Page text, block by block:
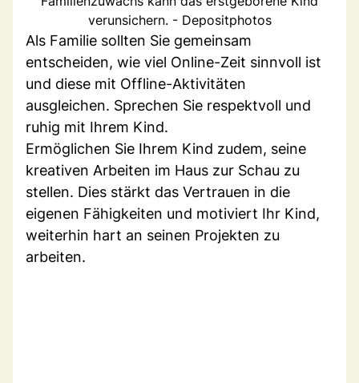
verunsichern. - Depositphotos
Als Familie sollten Sie gemeinsam
entscheiden, wie viel Online-Zeit sinnvoll ist
und diese mit Offline-Aktivitäten
ausgleichen. Sprechen Sie respektvoll und
ruhig mit Ihrem Kind.
Ermöglichen Sie Ihrem Kind zudem, seine
kreativen Arbeiten im Haus zur Schau zu
stellen. Dies stärkt das Vertrauen in die
eigenen Fähigkeiten und motiviert Ihr Kind,
weiterhin hart an seinen Projekten zu
arbeiten.